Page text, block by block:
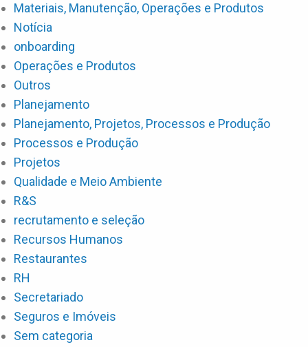
Materiais, Manutenção, Operações e Produtos
Notícia
onboarding
Operações e Produtos
Outros
Planejamento
Planejamento, Projetos, Processos e Produção
Processos e Produção
Projetos
Qualidade e Meio Ambiente
R&S
recrutamento e seleção
Recursos Humanos
Restaurantes
RH
Secretariado
Seguros e Imóveis
Sem categoria